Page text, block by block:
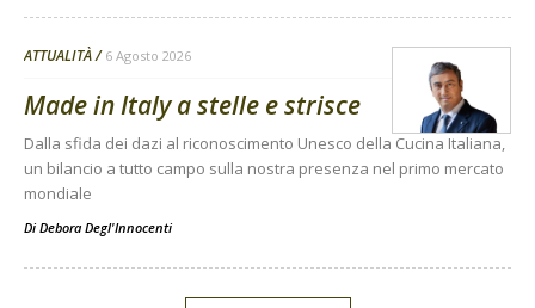
ATTUALITÀ 6 Agosto 2026
Made in Italy a stelle e strisce
Dalla sfida dei dazi al riconoscimento Unesco della Cucina Italiana,
un bilancio a tutto campo sulla nostra presenza nel primo mercato
mondiale
Di Debora Degl'Innocenti